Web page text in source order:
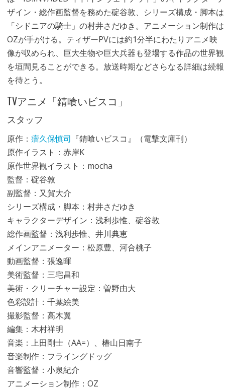
ザイン・総作画監督を務めた碇谷敦、シリーズ構成・脚本は
「シドニアの騎士」の村井さだゆき。アニメーション制作は
OZが手がける。ティザーPVには約1分半にわたりアニメ映
像が収められ、巨大生物や巨大兵器も登場する作品の世界観
を垣間見ることができる。放送時期などさらなる詳細は続報
を待とう。
TVアニメ「錆喰いビスコ」
スタッフ
原作： 瘤久保慎司 『錆喰いビスコ』（電撃文庫刊）
原作イラスト：赤岸K
原作世界観イラスト：mocha
監督：碇谷敦
副監督：又賀大介
シリーズ構成・脚本：村井さだゆき
キャラクターデザイン：浅利歩惟、碇谷敦
総作画監督：浅利歩惟、井川典恵
メインアニメーター：松原豊、河合桃子
動画監督：張逸暉
美術監督：三宅昌和
美術・クリーチャー設定：曽野由大
色彩設計：千葉絵美
撮影監督：高木翼
編集：木村祥明
音楽：上田剛士（AA=）、椿山日南子
音楽制作：フライングドッグ
音響監督：小泉紀介
アニメーション制作：OZ